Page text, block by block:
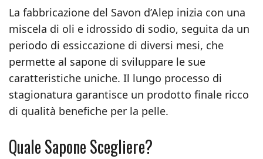
La fabbricazione del Savon d’Alep inizia con una
miscela di oli e idrossido di sodio, seguita da un
periodo di essiccazione di diversi mesi, che
permette al sapone di sviluppare le sue
caratteristiche uniche. Il lungo processo di
stagionatura garantisce un prodotto finale ricco
di qualità benefiche per la pelle.
Quale Sapone Scegliere?